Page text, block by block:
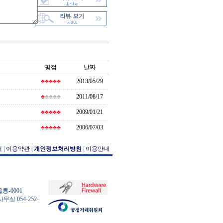
평점
날짜
♣♣♣♣♣
2013/05/29
♣♣♣♣♣ 2011/08/17
♣♣♣♣♣ 2009/01/21
♣♣♣♣♣ 2006/07/03
이용약관 개인정보처리방침 이용안내
-0001
무실 054-252-